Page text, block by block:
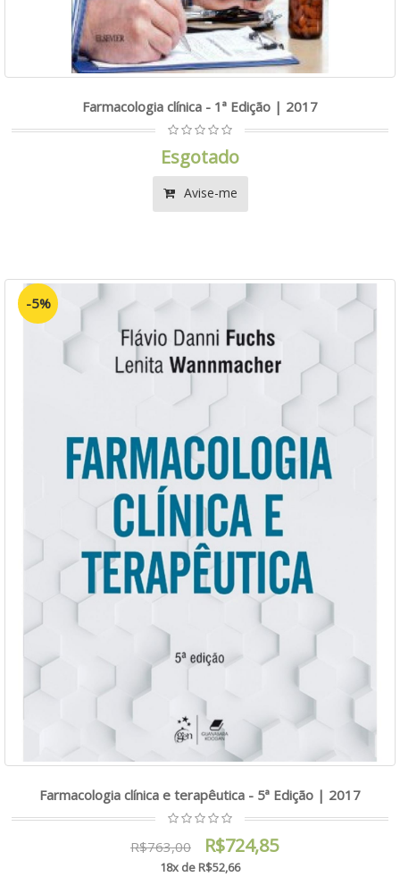
Farmacologia clínica - 1ª Edição | 2017
Esgotado
Avise-me
-5%
Farmacologia clínica e terapêutica - 5ª Edição | 2017
R$763,00 R$724,85
18x de R$52,66